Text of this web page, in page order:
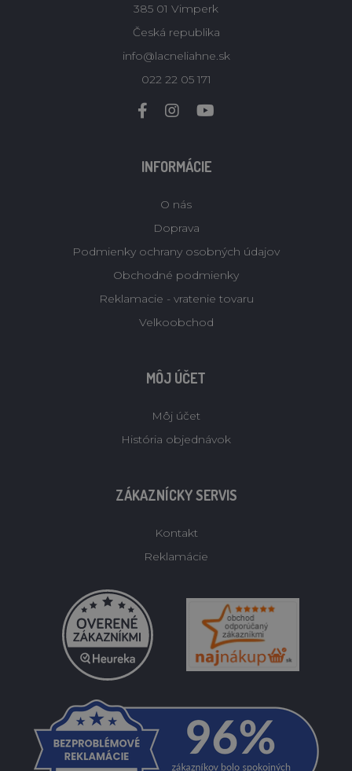
385 01 Vimperk
Česká republika
info@lacneliahne.sk
022 22 05 171
INFORMÁCIE
O nás
Doprava
Podmienky ochrany osobných údajov
Obchodné podmienky
Reklamacie - vratenie tovaru
Velkoobchod
MÔJ ÚČET
Môj účet
História objednávok
ZÁKAZNÍCKY SERVIS
Kontakt
Reklamácie